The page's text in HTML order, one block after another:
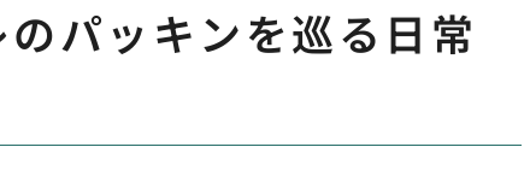
パッキンを巡る日常